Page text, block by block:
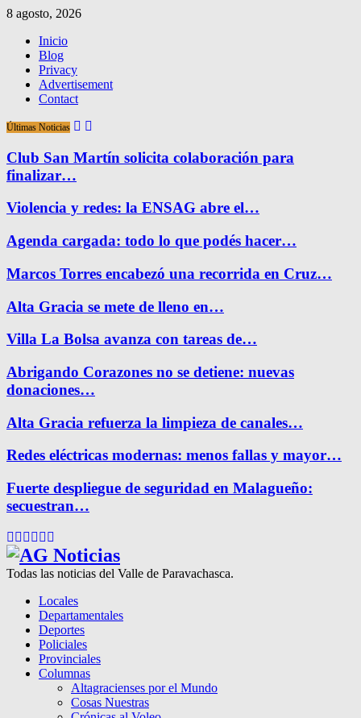
8 agosto, 2026
Inicio
Blog
Privacy
Advertisement
Contact
Últimas Noticias
Club San Martín solicita colaboración para
finalizar…
Violencia y redes: la ENSAG abre el…
Agenda cargada: todo lo que podés hacer…
Marcos Torres encabezó una recorrida en Cruz…
Alta Gracia se mete de lleno en…
Villa La Bolsa avanza con tareas de…
Abrigando Corazones no se detiene: nuevas
donaciones…
Alta Gracia refuerza la limpieza de canales…
Redes eléctricas modernas: menos fallas y mayor…
Fuerte despliegue de seguridad en Malagueño:
secuestran…
Facebook
Twitter
Instagram
Pinterest
Google
Todas las noticias del Valle de Paravachasca.
Locales
Departamentales
Deportes
Policiales
Provinciales
Columnas
Altagracienses por el Mundo
Cosas Nuestras